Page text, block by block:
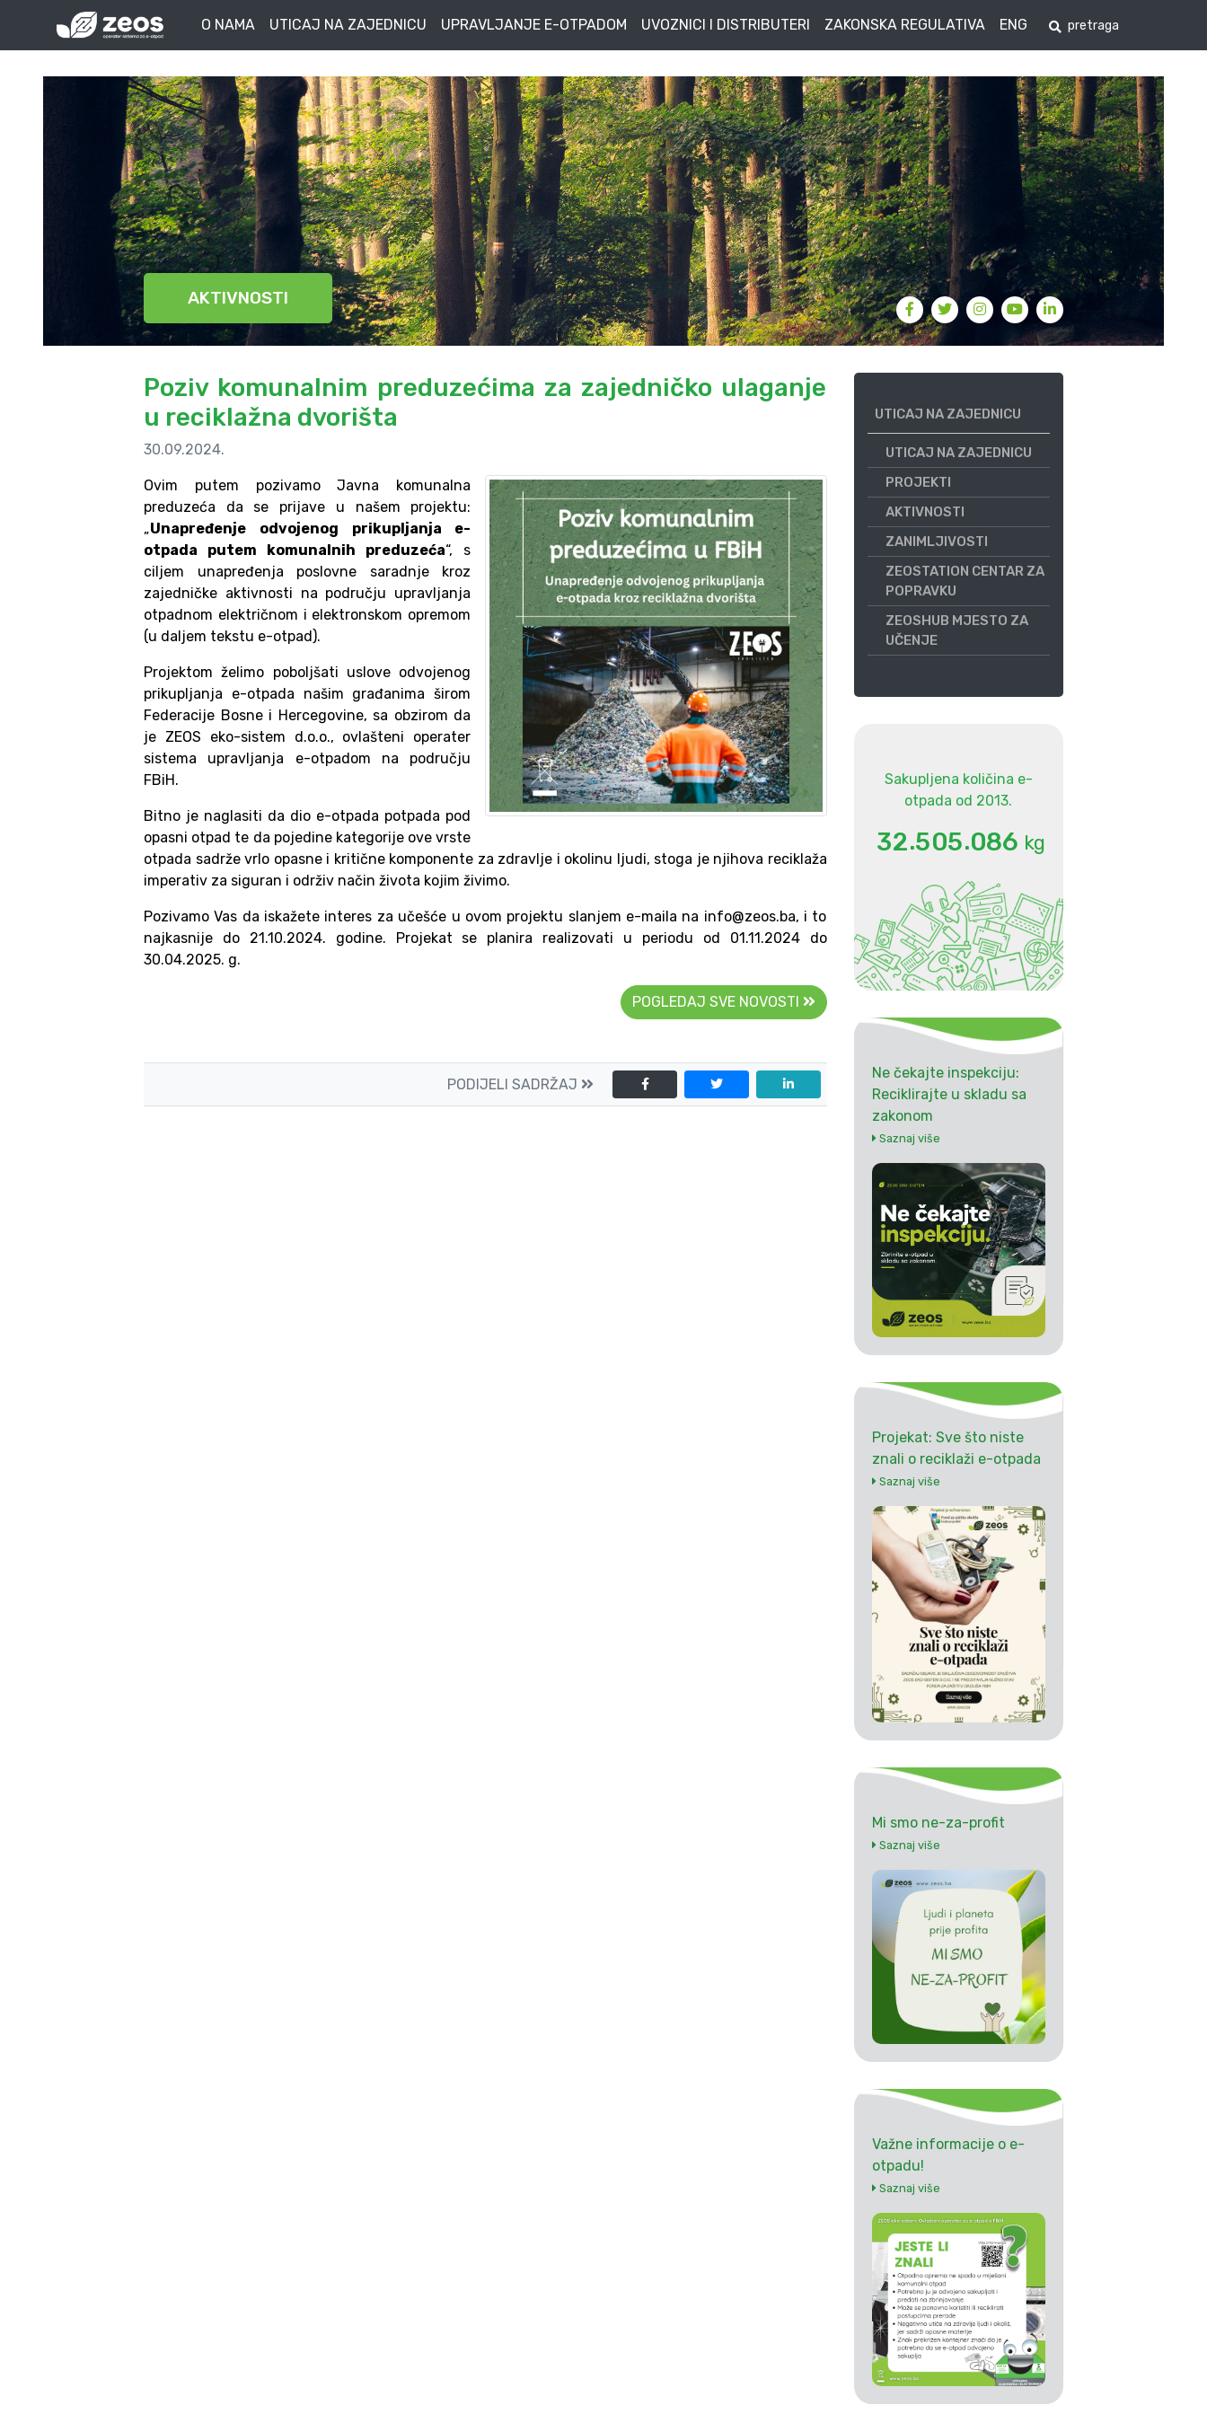
O NAMA UTICAJ NA ZAJEDNICU UPRAVLJANJE E-OTPADOM UVOZNICI I DISTRIBUTERI ZAKONSKA REGULATIVA ENG
AKTIVNOSTI
Poziv komunalnim preduzećima za zajedničko ulaganje
u reciklažna dvorišta
30.09.2024.
Ovim putem pozivamo Javna komunalna
preduzeća da se prijave u našem projektu:
„Unapređenje odvojenog prikupljanja e-
otpada putem komunalnih preduzeća“, s
ciljem unapređenja poslovne saradnje kroz
zajedničke aktivnosti na području upravljanja
otpadnom električnom i elektronskom opremom
(u daljem tekstu e-otpad).
Projektom želimo poboljšati uslove odvojenog
prikupljanja e-otpada našim građanima širom
Federacije Bosne i Hercegovine, sa obzirom da
je ZEOS eko-sistem d.o.o., ovlašteni operater
sistema upravljanja e-otpadom na području
FBiH.
Bitno je naglasiti da dio e-otpada potpada pod
opasni otpad te da pojedine kategorije ove vrste
otpada sadrže vrlo opasne i kritične komponente za zdravlje i okolinu ljudi, stoga je njihova reciklaža
imperativ za siguran i održiv način života kojim živimo.
Pozivamo Vas da iskažete interes za učešće u ovom projektu slanjem e-maila na info@zeos.ba, i to
najkasnije do 21.10.2024. godine. Projekat se planira realizovati u periodu od 01.11.2024 do
30.04.2025. g.
POGLEDAJ SVE NOVOSTI
PODIJELI SADRŽAJ
UTICAJ NA ZAJEDNICU
UTICAJ NA ZAJEDNICU
PROJEKTI
AKTIVNOSTI
ZANIMLJIVOSTI
ZEOSTATION CENTAR ZA
POPRAVKU
ZEOSHUB MJESTO ZA
UČENJE
Sakupljena količina e-
otpada od 2013.
32.505.086 kg
Ne čekajte inspekciju:
Reciklirajte u skladu sa
zakonom
Saznaj više
Projekat: Sve što niste
znali o reciklaži e-otpada
Saznaj više
Mi smo ne-za-profit
Saznaj više
Važne informacije o e-
otpadu!
Saznaj više